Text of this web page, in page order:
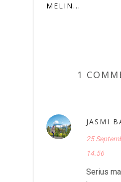
MELIN...
1
JASMI
25
14.56
Serius